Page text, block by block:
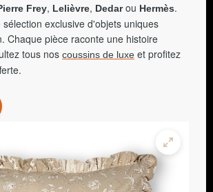
Frey, Lelièvre, Dedarou Hermès.
exclusive d'objets uniques
Chaque pièce raconte une histoire
tous nos coussins de luxe et profitez